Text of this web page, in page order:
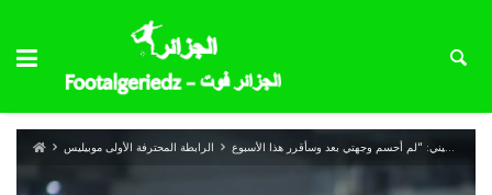
الرابطة المحترفة الأولى موبيليس